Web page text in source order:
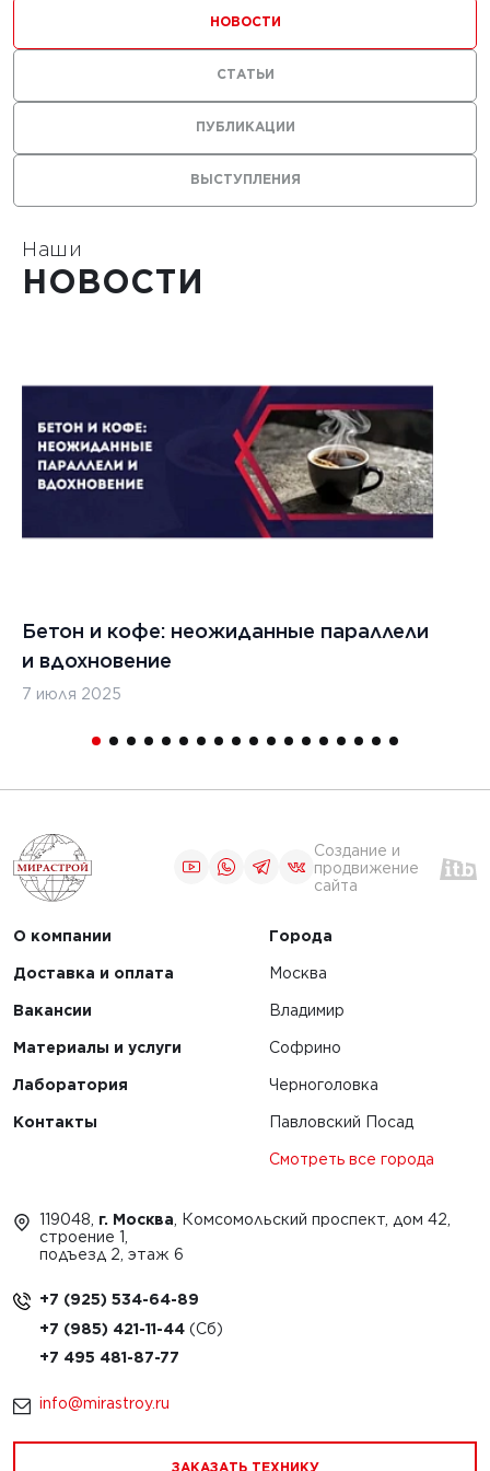
с
Спецтехника для
ремонта и
строительства
1
ВЫСТУПЛЕНИЯ
ПУБЛИКАЦИИ
НОВОСТИ
СТАТЬИ
Наши
НОВОСТИ
Бетон и кофе: неожиданные параллели
и вдохновение
7 июля 2025
Создание и
продвижение
сайта
О компании
Доставка и оплата
Вакансии
Материалы и услуги
Лаборатория
Контакты
Города
Москва
Владимир
Софрино
Черноголовка
Павловский Посад
Смотреть все города
119048, г. Москва , Комсомольский проспект, дом 42,
строение 1,
подъезд 2, этаж 6
+7 (925) 534-64-89
+7 (985) 421-11-44
+7 495 481-87-77
info@mirastroy.ru
ЗАКАЗАТЬ ТЕХНИКУ